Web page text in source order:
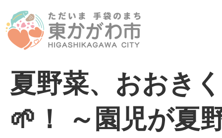
夏野菜、おおき
🌱！ ～園児が夏